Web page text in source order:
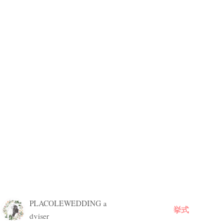
PLACOLEWEDDING a
dviser
挙式